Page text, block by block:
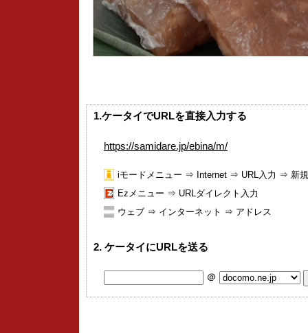
1.ケータイでURLを直接入力する
https://samidare.jp/ebina/m/
iモードメニュー ⇒ Internet ⇒ URL入力 ⇒ 新
Ezメニュー ⇒ URLダイレクト入力
ウェブ ⇒ インターネット ⇒ アドレス
2. ケータイにURLを送る
＠